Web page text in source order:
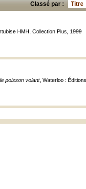
Classé par : Titre
HMH, Collection Plus, 1999
poisson volant, Waterloo :